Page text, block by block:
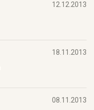
12.12.2013
18.11.2013
08.11.2013